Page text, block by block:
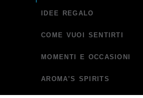
IDEE REGALO
COME VUOI SENTIRTI
MOMENTI E OCCASIONI
AROMA’S SPIRITS